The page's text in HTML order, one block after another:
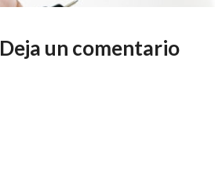
Deja un comentario